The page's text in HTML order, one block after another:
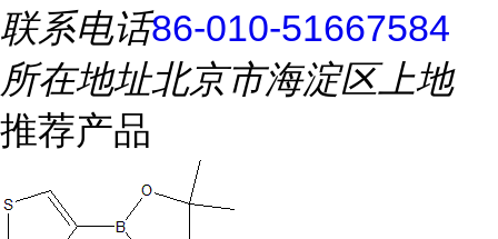
联系电话86-010-51667584
所在地址北京市海淀区上地
推荐产品